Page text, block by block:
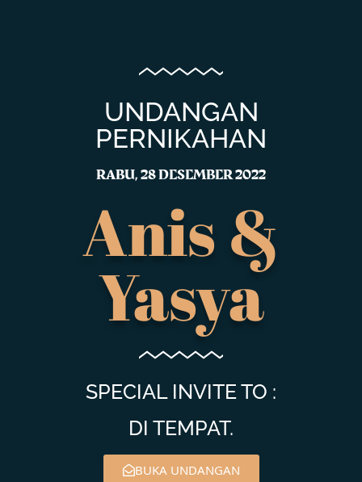
UNDANGAN
PERNIKAHAN
RABU, 28 DESEMBER 2022
Anis &
Yasya
SPECIAL INVITE TO :
DI TEMPAT.
BUKA UNDANGAN